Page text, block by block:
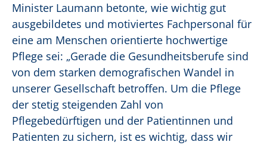
Minister Laumann betonte, wie wichtig gut
ausgebildetes und motiviertes Fachpersonal für
eine am Menschen orientierte hochwertige
Pflege sei: „Gerade die Gesundheitsberufe sind
von dem starken demografischen Wandel in
unserer Gesellschaft betroffen. Um die Pflege
der stetig steigenden Zahl von
Pflegebedürftigen und der Patientinnen und
Patienten zu sichern, ist es wichtig, dass wir